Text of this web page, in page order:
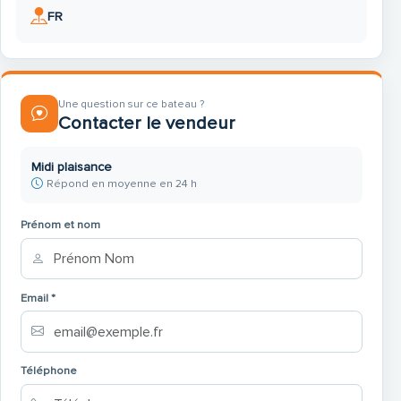
19 chemin de l'étang
FR
Une question sur ce bateau ?
Contacter le vendeur
Midi plaisance
Répond en moyenne en 24 h
Prénom et nom
Email *
Téléphone